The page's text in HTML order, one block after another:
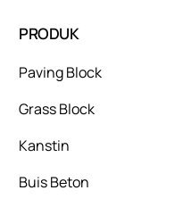
PRODUK
Paving Block
Grass Block
Kanstin
Buis Beton